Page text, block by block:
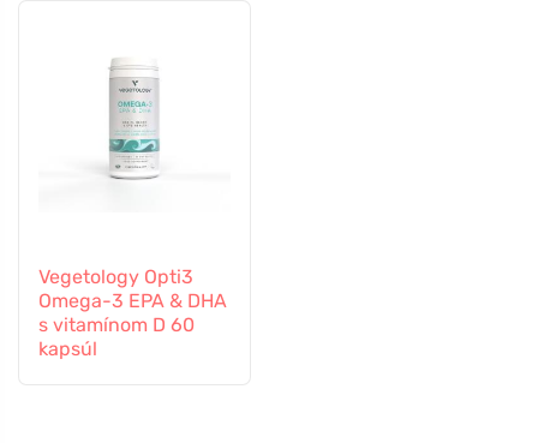
Vegetology Opti3
Omega-3 EPA & DHA
s vitamínom D 60
kapsúl